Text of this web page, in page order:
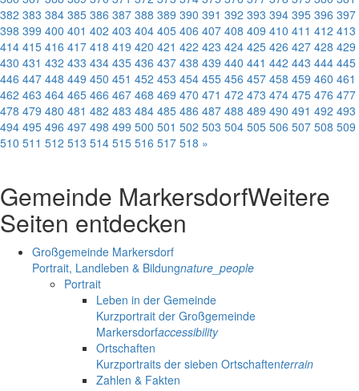
382 383 384 385 386 387 388 389 390 391 392 393 394 395 396 397
398 399 400 401 402 403 404 405 406 407 408 409 410 411 412 413
414 415 416 417 418 419 420 421 422 423 424 425 426 427 428 429
430 431 432 433 434 435 436 437 438 439 440 441 442 443 444 445
446 447 448 449 450 451 452 453 454 455 456 457 458 459 460 461
462 463 464 465 466 467 468 469 470 471 472 473 474 475 476 477
478 479 480 481 482 483 484 485 486 487 488 489 490 491 492 493
494 495 496 497 498 499 500 501 502 503 504 505 506 507 508 509
510 511 512 513 514 515 516 517 518 »
Gemeinde MarkersdorfWeitere
Seiten entdecken
Großgemeinde Markersdorf
Portrait, Landleben & Bildungnature_people
Portrait
Leben in der Gemeinde
Kurzportrait der Großgemeinde
Markersdorfaccessibility
Ortschaften
Kurzportraits der sieben Ortschaftenterrain
Zahlen & Fakten